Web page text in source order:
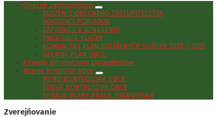
Obecné zastupiteľstvo
ZLOŽENIE OBECNÉHO ZASTUPITEĽSTVA
ROKOVACÍ PORIADOK
ZÁPISNICE A UZNESENIA
PHSR OBCE VLACHY
KOMUNITNÝ PLÁN SOCIÁLNYCH SLUŽIEB 2020 – 2025
ÚZEMNÝ PLÁN OBCE
Komisie pri obecnom zastupiteľstve
Hlavný kontrolór obce
MENO KONTROLÓRA OBCE
ŠTATÚT KONTROLÓRA OBCE
SPRÁVY, PLÁNY PRÁCE, STANOVISKÁ
Zverejňovanie